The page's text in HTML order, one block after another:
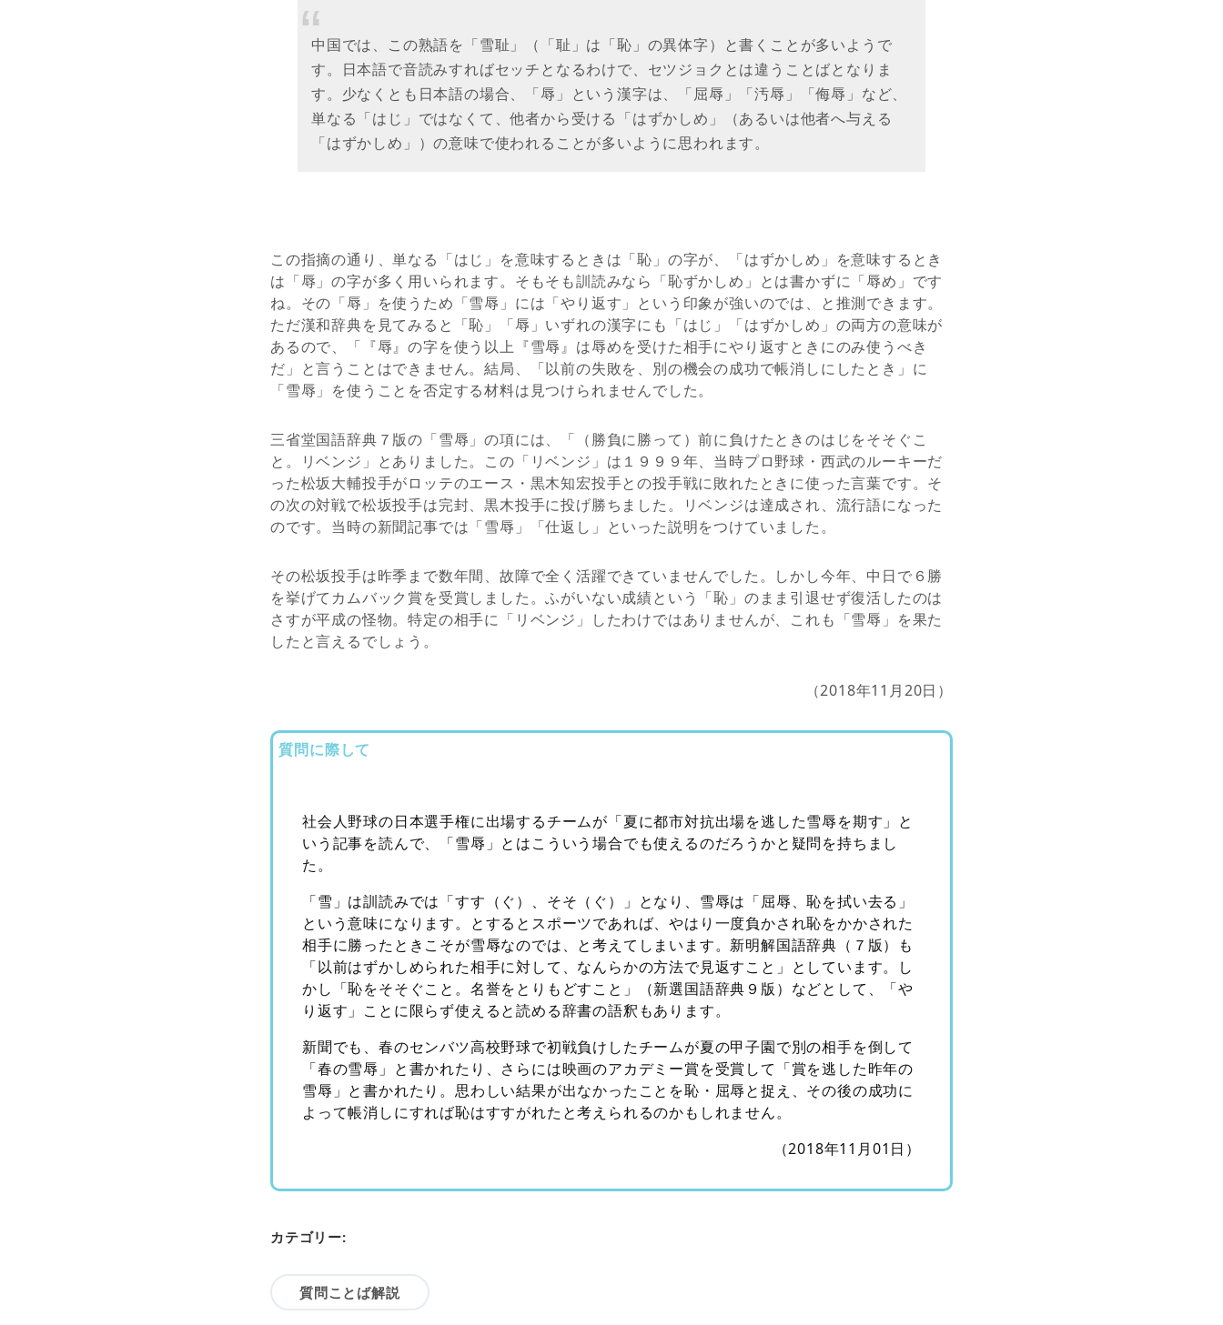
中国では、この熟語を「雪耻」（「耻」は「恥」の異体字）と書くことが多いようで
す。日本語で音読みすればセッチとなるわけで、セツジョクとは違うことばとなりま
す。少なくとも日本語の場合、「辱」という漢字は、「屈辱」「汚辱」「侮辱」など、
単なる「はじ」ではなくて、他者から受ける「はずかしめ」（あるいは他者へ与える
「はずかしめ」）の意味で使われることが多いように思われます。
この指摘の通り、単なる「はじ」を意味するときは「恥」の字が、「はずかしめ」を意味するとき
は「辱」の字が多く用いられます。そもそも訓読みなら「恥ずかしめ」とは書かずに「辱め」です
ね。その「辱」を使うため「雪辱」には「やり返す」という印象が強いのでは、と推測できます。
ただ漢和辞典を見てみると「恥」「辱」いずれの漢字にも「はじ」「はずかしめ」の両方の意味が
あるので、「『辱』の字を使う以上『雪辱』は辱めを受けた相手にやり返すときにのみ使うべき
だ」と言うことはできません。結局、「以前の失敗を、別の機会の成功で帳消しにしたとき」に
「雪辱」を使うことを否定する材料は見つけられませんでした。
三省堂国語辞典７版の「雪辱」の項には、「（勝負に勝って）前に負けたときのはじをそそぐこ
と。リベンジ」とありました。この「リベンジ」は１９９９年、当時プロ野球・西武のルーキーだ
った松坂大輔投手がロッテのエース・黒木知宏投手との投手戦に敗れたときに使った言葉です。そ
の次の対戦で松坂投手は完封、黒木投手に投げ勝ちました。リベンジは達成され、流行語になった
のです。当時の新聞記事では「雪辱」「仕返し」といった説明をつけていました。
その松坂投手は昨季まで数年間、故障で全く活躍できていませんでした。しかし今年、中日で６勝
を挙げてカムバック賞を受賞しました。ふがいない成績という「恥」のまま引退せず復活したのは
さすが平成の怪物。特定の相手に「リベンジ」したわけではありませんが、これも「雪辱」を果た
したと言えるでしょう。
（2018年11月20日）
質問に際して
社会人野球の日本選手権に出場するチームが「夏に都市対抗出場を逃した雪辱を期す」と
いう記事を読んで、「雪辱」とはこういう場合でも使えるのだろうかと疑問を持ちまし
た。
「雪」は訓読みでは「すす（ぐ）、そそ（ぐ）」となり、雪辱は「屈辱、恥を拭い去る」
という意味になります。とするとスポーツであれば、やはり一度負かされ恥をかかされた
相手に勝ったときこそが雪辱なのでは、と考えてしまいます。新明解国語辞典（７版）も
「以前はずかしめられた相手に対して、なんらかの方法で見返すこと」としています。し
かし「恥をそそぐこと。名誉をとりもどすこと」（新選国語辞典９版）などとして、「や
り返す」ことに限らず使えると読める辞書の語釈もあります。
新聞でも、春のセンバツ高校野球で初戦負けしたチームが夏の甲子園で別の相手を倒して
「春の雪辱」と書かれたり、さらには映画のアカデミー賞を受賞して「賞を逃した昨年の
雪辱」と書かれたり。思わしい結果が出なかったことを恥・屈辱と捉え、その後の成功に
よって帳消しにすれば恥はすすがれたと考えられるのかもしれません。
（2018年11月01日）
カテゴリー:
質問ことば解説